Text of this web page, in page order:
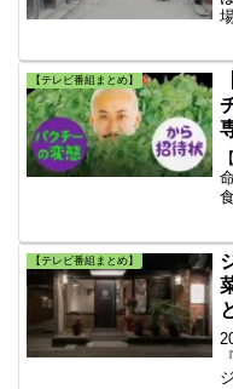
【テレビ番組まとめ】
【テレビ番組まとめ】